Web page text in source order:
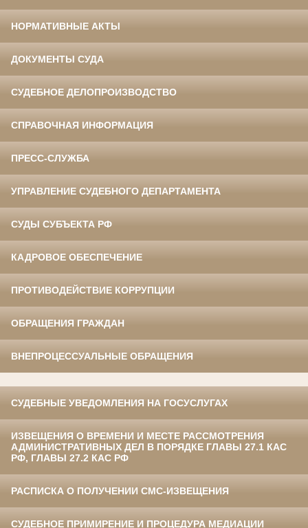
НОРМАТИВНЫЕ АКТЫ
ДОКУМЕНТЫ СУДА
СУДЕБНОЕ ДЕЛОПРОИЗВОДСТВО
СПРАВОЧНАЯ ИНФОРМАЦИЯ
ПРЕСС-СЛУЖБА
УПРАВЛЕНИЕ СУДЕБНОГО ДЕПАРТАМЕНТА
СУДЫ СУБЪЕКТА РФ
КАДРОВОЕ ОБЕСПЕЧЕНИЕ
ПРОТИВОДЕЙСТВИЕ КОРРУПЦИИ
ОБРАЩЕНИЯ ГРАЖДАН
ВНЕПРОЦЕССУАЛЬНЫЕ ОБРАЩЕНИЯ
СУДЕБНЫЕ УВЕДОМЛЕНИЯ НА ГОСУСЛУГАХ
ИЗВЕЩЕНИЯ О ВРЕМЕНИ И МЕСТЕ РАССМОТРЕНИЯ
АДМИНИСТРАТИВНЫХ ДЕЛ В ПОРЯДКЕ ГЛАВЫ 27.1 КАС
РФ, ГЛАВЫ 27.2 КАС РФ
РАСПИСКА О ПОЛУЧЕНИИ СМС-ИЗВЕЩЕНИЯ
СУДЕБНОЕ ПРИМИРЕНИЕ И ПРОЦЕДУРА МЕДИАЦИИ